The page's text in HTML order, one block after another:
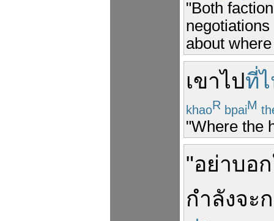
"Both
about
เขาไปที่
khaoR bpaiM
"Where the
"อย่าบอก
กำลังจะ